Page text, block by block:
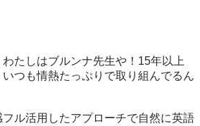
たしはブルンナ先生や！15年以上
つも情熱たっぷりで取り組んでるん
ル活用したアプローチで自然に英語